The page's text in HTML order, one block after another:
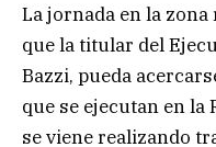
La jornada en la
que la titular del
Bazzi, pueda
que se ejecutan en la
se viene realizando